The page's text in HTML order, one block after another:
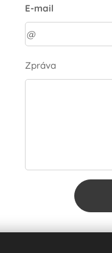
E-mail
Zpráva